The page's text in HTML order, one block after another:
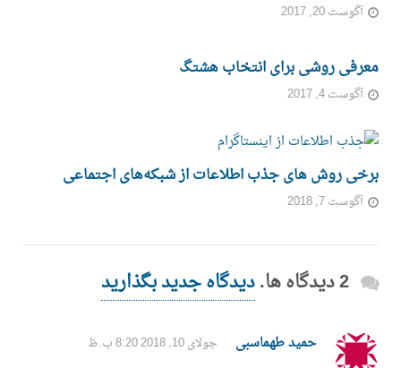
آگوست 20, 2017
معرفی روشی برای انتخاب هشتگ
آگوست 4, 2017
برخی روش های جذب اطلاعات از شبکه‌های اجتماعی
آگوست 7, 2018
2 دیدگاه ها. دیدگاه جدید بگذارید
حمید طهماسبی جولای 10, 2018 8:20 ب.ظ